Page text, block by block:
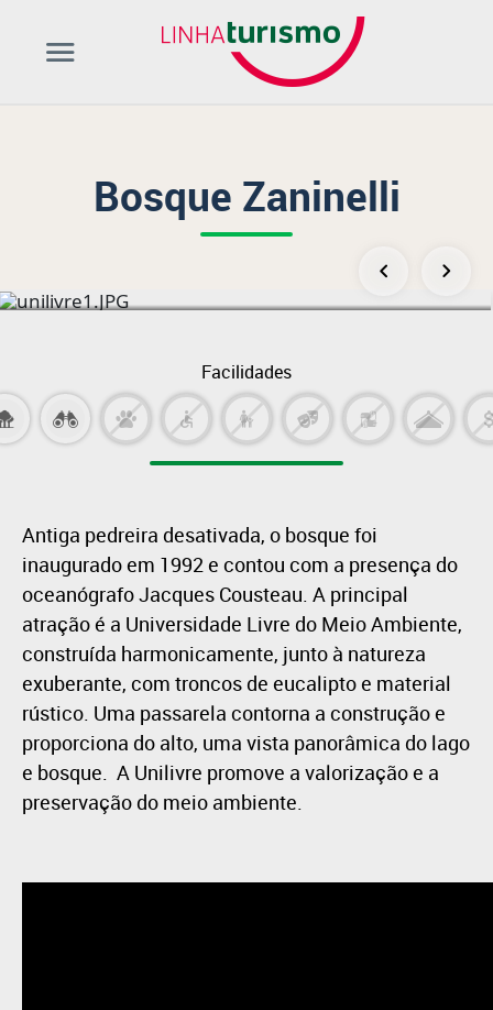
Bosque Zaninelli
Facilidades
Antiga pedreira desativada, o bosque foi
inaugurado em 1992 e contou com a presença do
oceanógrafo Jacques Cousteau. A principal
atração é a Universidade Livre do Meio Ambiente,
construída harmonicamente, junto à natureza
exuberante, com troncos de eucalipto e material
rústico. Uma passarela contorna a construção e
proporciona do alto, uma vista panorâmica do lago
e bosque. A Unilivre promove a valorização e a
preservação do meio ambiente.